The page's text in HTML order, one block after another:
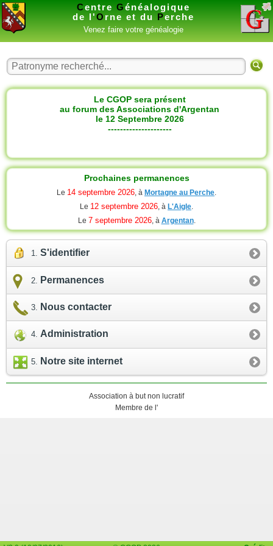
Centre Généalogique
de l'O rne et du Perche
Venez faire votre généalogie
Le CGOP sera présent
au forum des Associations d'Argentan
le 12 Septembre 2026
---------------------
Prochaines permanences
Le 14 septembre 2026, à Mortagne au Perche.
Le 12 septembre 2026, à L'Aigle.
Le 7 septembre 2026, à Argentan.
S'identifier
Permanences
Nous contacter
Administration
Notre site internet
Association à but non lucratif
Membre de l'